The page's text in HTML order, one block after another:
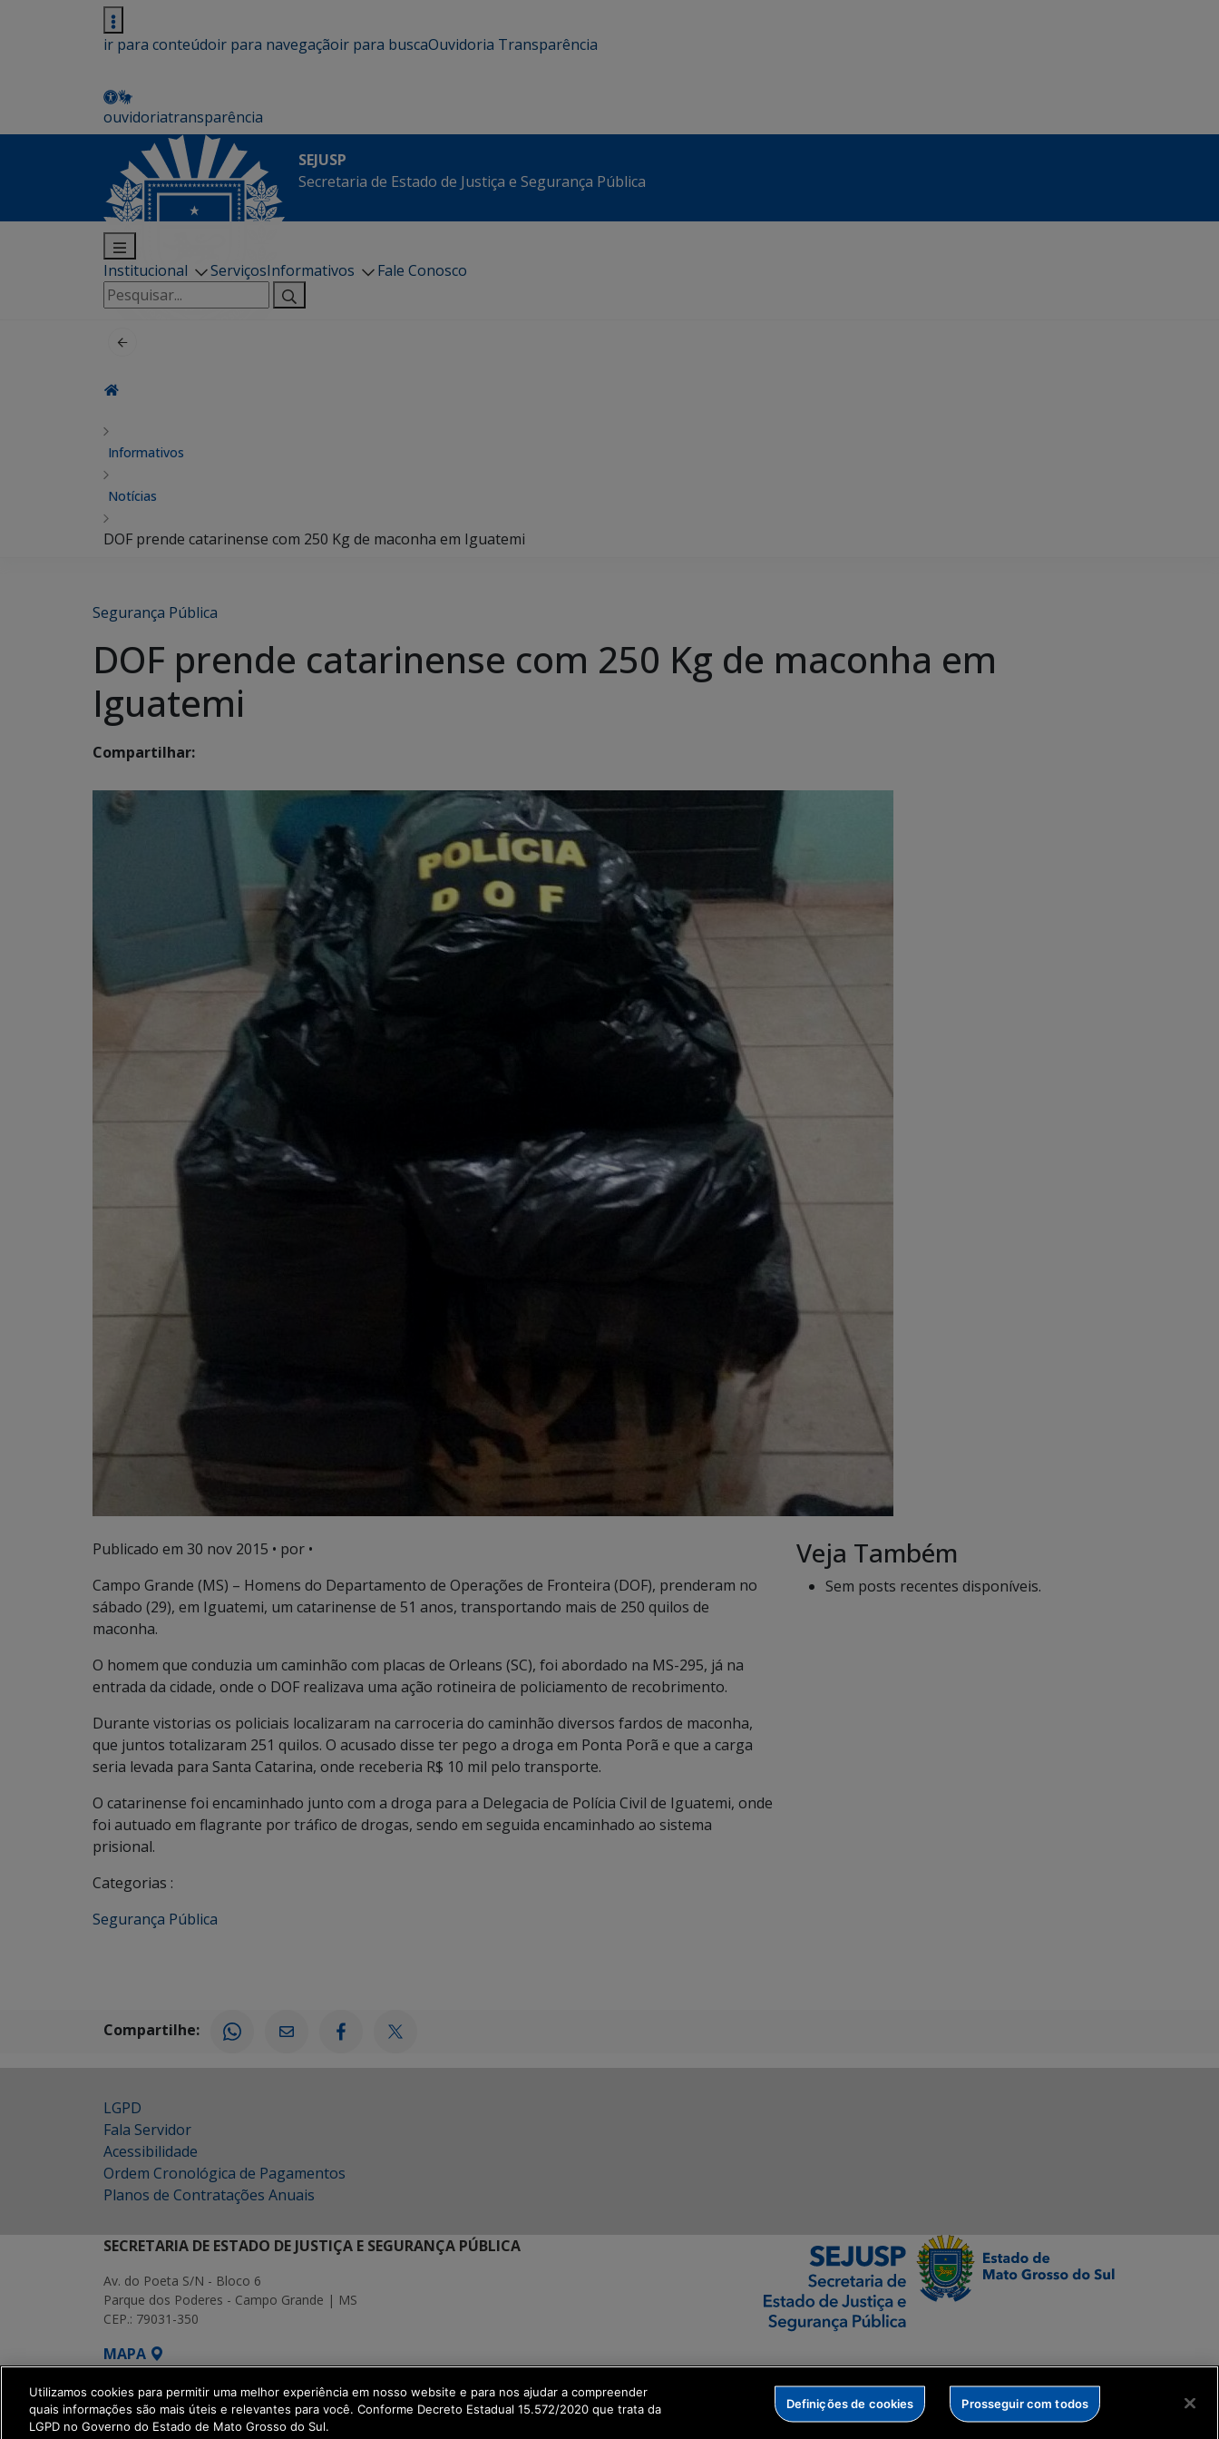
ir para conteúdoir para navegaçãoir para buscaOuvidoria Transparência
ouvidoriatransparência
SEJUSP
Secretaria de Estado de Justiça e Segurança Pública
Institucional ServiçosInformativos
Fale Conosco
Pesquisar
por:
Informativos
Notícias
DOF prende catarinense com 250 Kg de maconha em Iguatemi
Segurança Pública
DOF prende catarinense com 250 Kg de maconha em
Iguatemi
Compartilhar:
Publicado em 30 nov 2015 • por •
Campo Grande (MS) – Homens do Departamento de Operações de Fronteira (DOF), prenderam no
sábado (29), em Iguatemi, um catarinense de 51 anos, transportando mais de 250 quilos de
maconha.
O homem que conduzia um caminhão com placas de Orleans (SC), foi abordado na MS-295, já na
entrada da cidade, onde o DOF realizava uma ação rotineira de policiamento de recobrimento.
Durante vistorias os policiais localizaram na carroceria do caminhão diversos fardos de maconha,
que juntos totalizaram 251 quilos. O acusado disse ter pego a droga em Ponta Porã e que a carga
seria levada para Santa Catarina, onde receberia R$ 10 mil pelo transporte.
O catarinense foi encaminhado junto com a droga para a Delegacia de Polícia Civil de Iguatemi, onde
foi autuado em flagrante por tráfico de drogas, sendo em seguida encaminhado ao sistema
prisional.
Categorias :
Segurança Pública
Veja Também
Sem posts recentes disponíveis.
Compartilhe:
LGPD
Fala Servidor
Acessibilidade
Ordem Cronológica de Pagamentos
Planos de Contratações Anuais
SECRETARIA DE ESTADO DE JUSTIÇA E SEGURANÇA PÚBLICA
Av. do Poeta S/N - Bloco 6
Parque dos Poderes - Campo Grande | MS
CEP.: 79031-350
MAPA
SETDIG | Secretaria-Executiva de Transformação Digital
get_footer();
Utilizamos cookies para permitir uma melhor experiência em nosso website e para nos ajudar a compreender
quais informações são mais úteis e relevantes para você. Conforme Decreto Estadual 15.572/2020 que trata da
LGPD no Governo do Estado de Mato Grosso do Sul.
Definições de cookies Prosseguir com todos